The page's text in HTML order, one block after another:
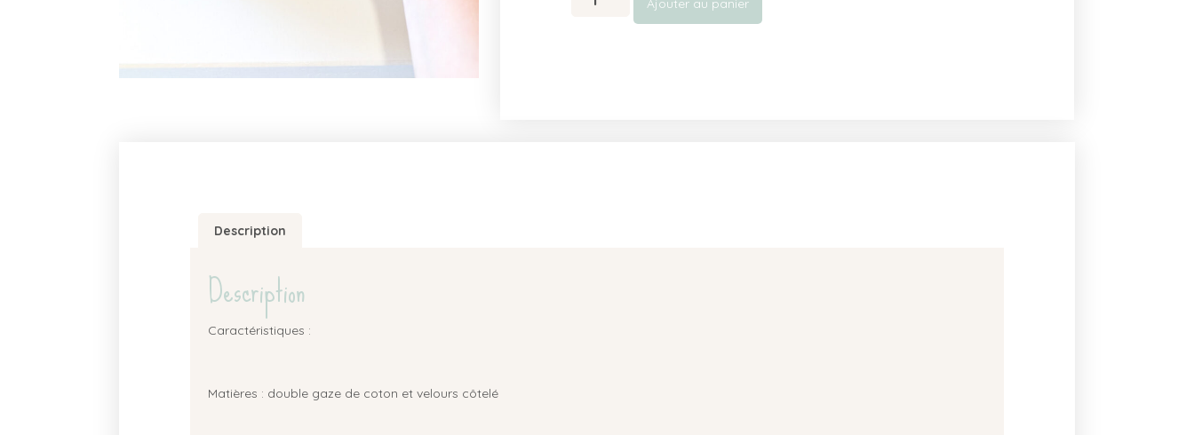
Description
Description
Caractéristiques :
Matières : double gaze de coton et velours côtelé